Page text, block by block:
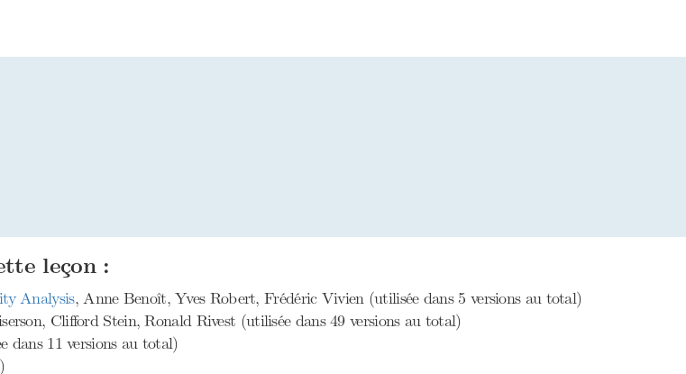
leçon :
Analysis, Anne Benoît, Yves Robert, Frédéric Vivien (utilisée dans 5 versions au total)
Clifford Stein, Ronald Rivest (utilisée dans 49 versions au total)
dans 11 versions au total)